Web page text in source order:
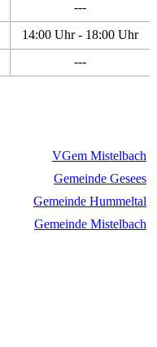
---
14:00 Uhr - 18:00 Uhr
---
VGem Mistelbach
Gemeinde Gesees
Gemeinde Hummeltal
Gemeinde Mistelbach